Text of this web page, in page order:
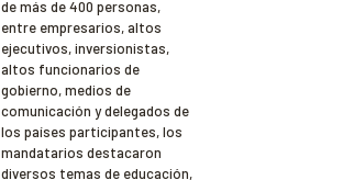
de más de 400 personas,
entre empresarios, altos
ejecutivos, inversionistas,
altos funcionarios de
gobierno, medios de
comunicación y delegados de
los países participantes, los
mandatarios destacaron
diversos temas de educación,